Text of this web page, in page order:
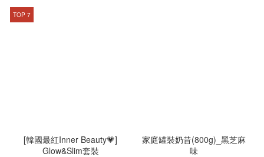
TOP 7
[韓國最紅Inner Beauty💗]
Glow&Slim套裝
家庭罐裝奶昔(800g)_黑芝麻
味